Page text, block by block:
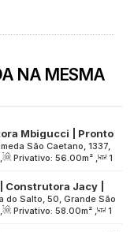
NA MESMA
Mbigucci | Pronto
| varanda | 01
São Caetano, 1337,
Santo André, São
, Privativo: 56.00m² ,
1
Útil: 56.00m² ,
Terreno:
Jacy |
| 02 vagas
do Salto, 50, Grande São
André, São Paulo, Brasil
, Privativo: 58.00m² ,
1
Útil: 58.00m² ,